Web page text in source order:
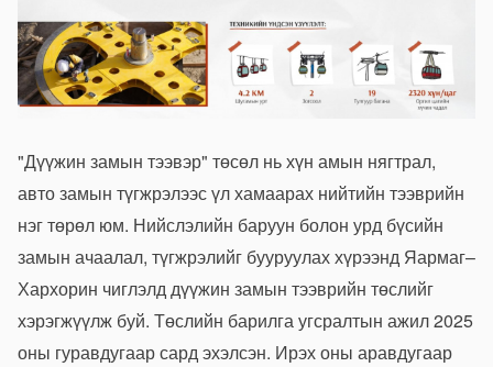
"Дүүжин замын тээвэр" төсөл нь хүн амын нягтрал,
авто замын түгжрэлээс үл хамаарах нийтийн тээврийн
нэг төрөл юм. Нийслэлийн баруун болон урд бүсийн
замын ачаалал, түгжрэлийг бууруулах хүрээнд Яармаг–
Хархорин чиглэлд дүүжин замын тээврийн төслийг
хэрэгжүүлж буй. Төслийн барилга угсралтын ажил 2025
оны гуравдугаар сард эхэлсэн. Ирэх оны аравдугаар